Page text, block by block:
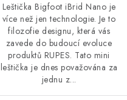
Leštička Bigfoot iBrid Nano je
více než jen technologie. Je to
filozofie designu, která vás
zavede do budoucí evoluce
produktů RUPES. Tato mini
leštička je dnes považována za
jednu z...